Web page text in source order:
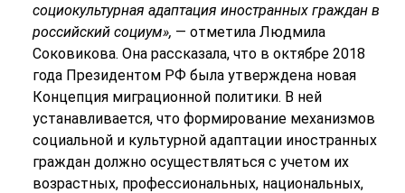
социокультурная адаптация иностранных граждан в
российский социум», — отметила Людмила
Соковикова. Она рассказала, что в октябре 2018
года Президентом РФ была утверждена новая
Концепция миграционной политики. В ней
устанавливается, что формирование механизмов
социальной и культурной адаптации иностранных
граждан должно осуществляться с учетом их
возрастных, профессиональных, национальных,